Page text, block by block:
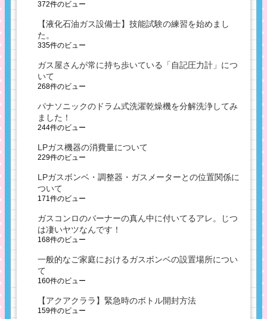
372件のビュー
【液化石油ガス設備士】技能試験の練習を始めまし
た。
335件のビュー
ガス屋さんが常に持ち歩いている「自記圧力計」につ
いて
268件のビュー
パナソニックのドラム式洗濯乾燥機を分解洗浄してみ
ました！
244件のビュー
LPガス機器の消費量について
229件のビュー
LPガスボンベ・調整器・ガスメーターとの位置関係に
ついて
171件のビュー
ガスコンロのバーナーの真ん中に付いてるアレ。じつ
は凄いヤツなんです！
168件のビュー
一般的なご家庭におけるガスボンベの設置場所につい
て
160件のビュー
【アクアクララ】緊急時のボトル開封方法
159件のビュー